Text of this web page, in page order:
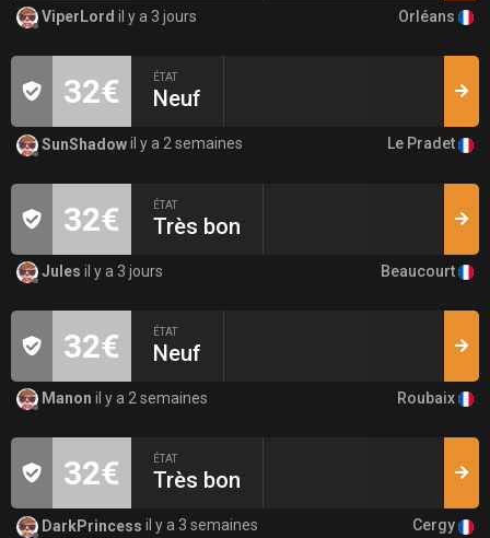
ViperLord il y a 3 jours Orléans
32€ ÉTAT
Neuf
SunShadowil y a 2 semaines Le Pradet
32€ ÉTAT
Très bon
Jules il y a 3 jours Beaucourt
32€ ÉTAT
Neuf
Manon il y a 2 semaines Roubaix
32€ ÉTAT
Très bon
DarkPrincess il y a 3 semaines Cergy